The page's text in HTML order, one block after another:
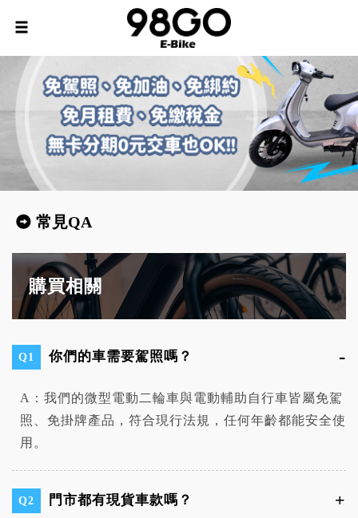
常見QA
購買相關
Q1 你們的車需要駕照嗎？
A：我們的微型電動二輪車與電動輔助自行車皆屬免駕
照、免掛牌產品，符合現行法規，任何年齡都能安全使
用。
Q2 門市都有現貨車款嗎？